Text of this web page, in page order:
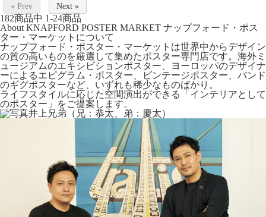
« Prev Next »
182商品中 1-24商品
About KNAPFORD POSTER MARKET ナップフォード・ポス
ター・マーケットについて
ナップフォード・ポスター・マーケットは世界中からデザイン
の質の高いものを厳選して集めたポスター専門店です。海外ミ
ュージアムのエキシビションポスター、ヨーロッパのデザイナ
ーによるエピグラム・ポスター、ビンテージポスター、バンド
のギグポスターなど、いずれも稀少なものばかり。
ライフスタイルに応じた空間演出ができる「インテリアとして
のポスター」をご提案します。
井上兄弟（兄：恭太、弟：慶太）